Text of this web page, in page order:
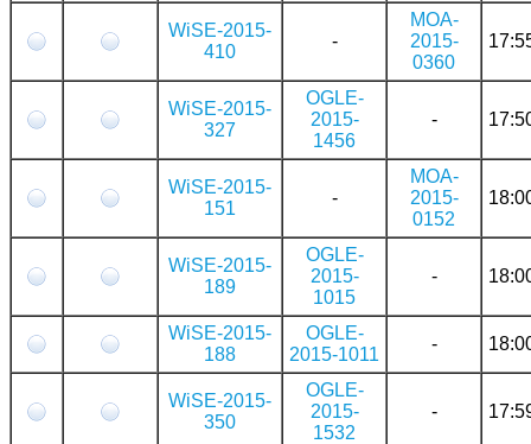
WiSE-2015-
410
-
MOA-
2015-
0360
WiSE-2015-
327
OGLE-
2015-
1456
-
WiSE-2015-
151
-
MOA-
2015-
0152
WiSE-2015-
189
OGLE-
2015-
1015
-
WiSE-2015-
188
OGLE-
2015-1011
-
WiSE-2015-
350
OGLE-
2015-
1532
-